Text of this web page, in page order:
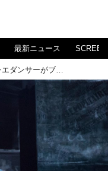
最新ニュース
プロのバレエダンサーがブロードウェイ俳優へ転向!?『パリのアメリカ人』主演のお二人に注目